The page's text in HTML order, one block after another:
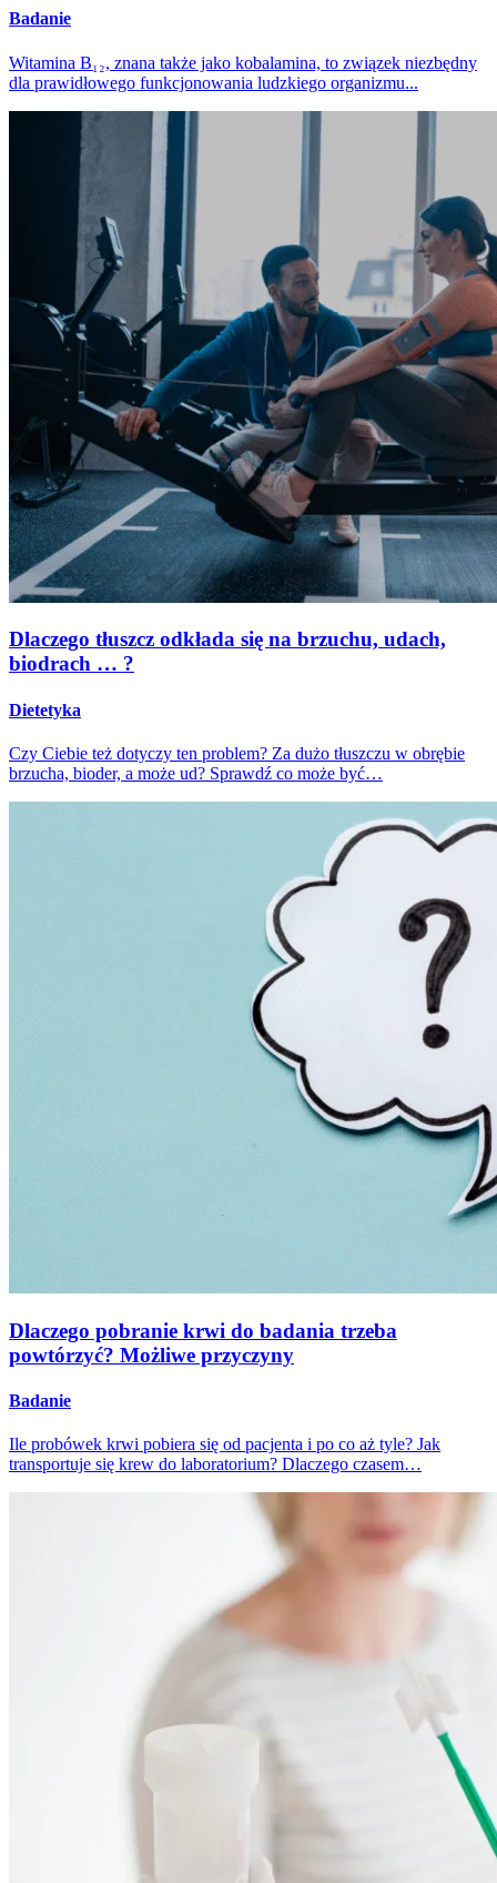
Badanie
Witamina B₁₂, znana także jako kobalamina, to związek niezbędny
dla prawidłowego funkcjonowania ludzkiego organizmu...
Dlaczego tłuszcz odkłada się na brzuchu, udach,
biodrach … ?
Dietetyka
Czy Ciebie też dotyczy ten problem? Za dużo tłuszczu w obrębie
brzucha, bioder, a może ud? Sprawdź co może być…
Dlaczego pobranie krwi do badania trzeba
powtórzyć? Możliwe przyczyny
Badanie
Ile probówek krwi pobiera się od pacjenta i po co aż tyle? Jak
transportuje się krew do laboratorium? Dlaczego czasem…